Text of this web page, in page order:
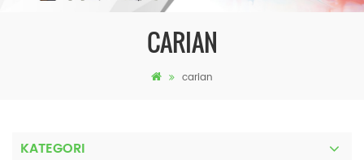
CARIAN
carian
KATEGORI